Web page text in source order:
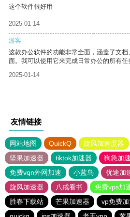
这个软件很好用
2025-01-14
游客
这款办公软件的功能非常全面，涵盖了文
面。我可以使用它来完成日常办公的所有任
2025-01-14
友情链接
网站地图 QuickQ 旋风加速度器
坚果加速器
tiktok加速器
狗急加
免费vqn外网加速
小蓝鸟 优途加
旋风加速器
八戒看书
免费vps加
胜春下载站
芒果加速器 vp免费加